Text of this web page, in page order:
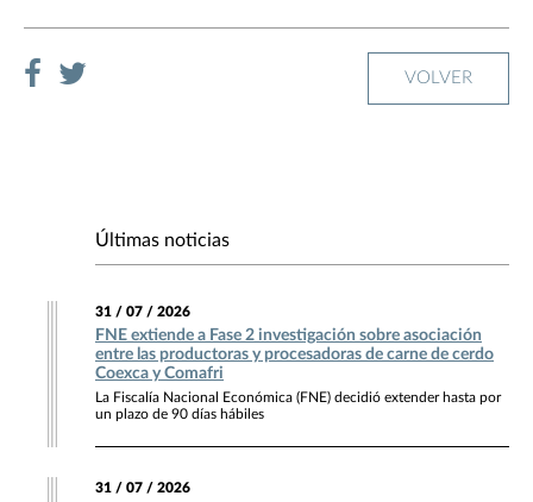
VOLVER
Últimas noticias
31 / 07 / 2026
FNE extiende a Fase 2 investigación sobre asociación
entre las productoras y procesadoras de carne de cerdo
Coexca y Comafri
La Fiscalía Nacional Económica (FNE) decidió extender hasta por
un plazo de 90 días hábiles
31 / 07 / 2026